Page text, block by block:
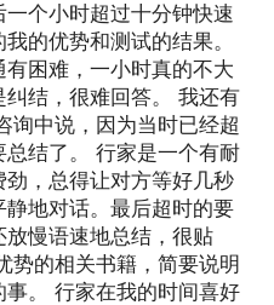
个小时超过十分钟快速
的优势和测试的结果。
困难，一小时真的不大
结，很难回答。 我还有
询中说，因为当时已经超
结了。 行家是一个有耐
，总得让对方等好几秒
地对话。最后超时的要
慢语速地总结，很贴
势的相关书籍，简要说明
。 行家在我的时间喜好